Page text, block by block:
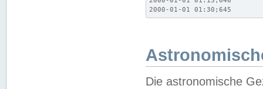
2000-01-01 01:30;645
Die astronomische